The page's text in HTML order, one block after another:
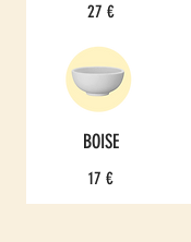
27 €
BOISE
17 €